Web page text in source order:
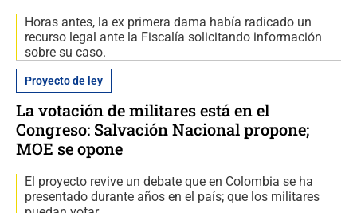
Horas antes, la ex primera dama había radicado un
recurso legal ante la Fiscalía solicitando información
sobre su caso.
Proyecto de ley
La votación de militares está en el
Congreso: Salvación Nacional propone;
MOE se opone
El proyecto revive un debate que en Colombia se ha
presentado durante años en el país; que los militares